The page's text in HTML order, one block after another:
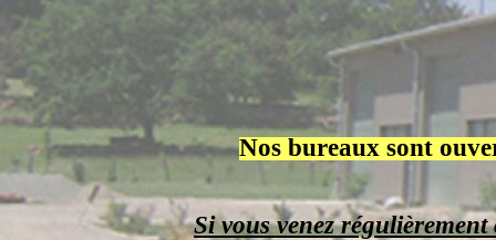
Nos bureaux sont
Si vous venez